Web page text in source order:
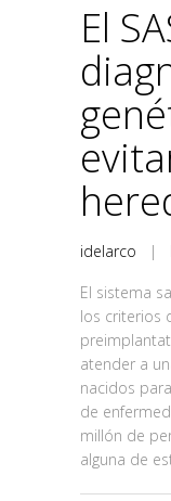
El
idelarco |
El sistema
los criterios
atender a
nacidos
de
millón de
alguna de